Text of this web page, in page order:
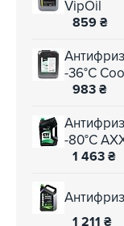
VipOil
859 ₴
-36°C
983 ₴
-80°С
1 463 ₴
1 211 ₴